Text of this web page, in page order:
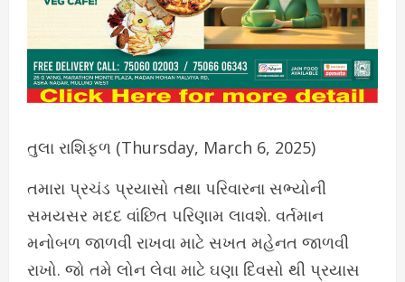
તુલા રાશિફળ (Thursday, March 6, 2025)
તમારા પ્રચંડ પ્રયાસો તથા પરિવારના સભ્યોની
સમયસર મદદ વાંછિત પરિણામ લાવશે. વર્તમાન
મનોબળ જાળવી રાખવા માટે સખત મહેનત જાળવી
રાખો. જો તમે લોન લેવા માટે ઘણા દિવસો થી પ્રયાસ